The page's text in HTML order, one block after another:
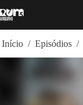
para
Início / Episódios /